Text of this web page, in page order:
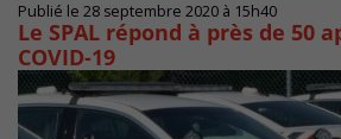
Publié le 28 septembre 2020 à 15h40
Le SPAL répond à près de 50
COVID-19